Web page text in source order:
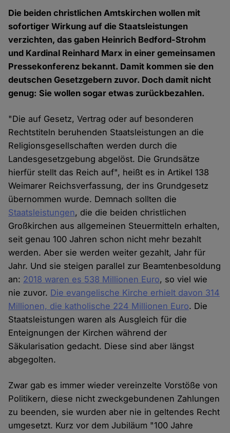
Die beiden christlichen Amtskirchen wollen mit
sofortiger Wirkung auf die Staatsleistungen
verzichten, das gaben Heinrich Bedford-Strohm
und Kardinal Reinhard Marx in einer gemeinsamen
Pressekonferenz bekannt. Damit kommen sie den
deutschen Gesetzgebern zuvor. Doch damit nicht
genug: Sie wollen sogar etwas zurückbezahlen.
"Die auf Gesetz, Vertrag oder auf besonderen
Rechtstiteln beruhenden Staatsleistungen an die
Religionsgesellschaften werden durch die
Landesgesetzgebung abgelöst. Die Grundsätze
hierfür stellt das Reich auf", heißt es in Artikel 138
Weimarer Reichsverfassung, der ins Grundgesetz
übernommen wurde. Demnach sollten die
Staatsleistungen, die die beiden christlichen
Großkirchen aus allgemeinen Steuermitteln erhalten,
seit genau 100 Jahren schon nicht mehr bezahlt
werden. Aber sie werden weiter gezahlt, Jahr für
Jahr. Und sie steigen parallel zur Beamtenbesoldung
an: 2018 waren es 538 Millionen Euro, so viel wie
nie zuvor. Die evangelische Kirche erhielt davon 314
Millionen, die katholische 224 Millionen Euro. Die
Staatsleistungen waren als Ausgleich für die
Enteignungen der Kirchen während der
Säkularisation gedacht. Diese sind aber längst
abgegolten.
Zwar gab es immer wieder vereinzelte Vorstöße von
Politikern, diese nicht zweckgebundenen Zahlungen
zu beenden, sie wurden aber nie in geltendes Recht
umgesetzt. Kurz vor dem Jubiläum "100 Jahre